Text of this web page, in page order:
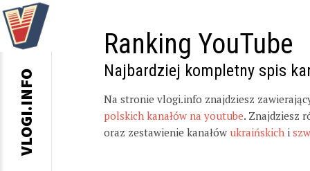
Ranking YouTube
Najbardziej kompletny spis
Na stronie vlogi.info znajdziesz
polskich kanałów na youtube. Znajdziesz
oraz zestawienie kanałów ukraińskich i
VLOGI.INFO